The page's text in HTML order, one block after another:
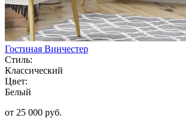
Гостиная Винчестер
Стиль:
Классический
Цвет:
Белый
от 25 000 руб.